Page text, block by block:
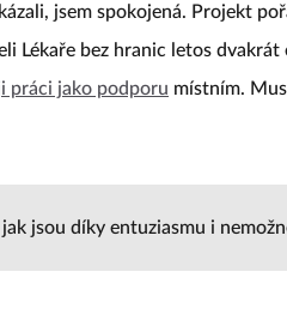
jsem spokojená. Projekt
Lékaře bez hranic letos
práci jako podporu místním.
jsou díky entuziasmu i